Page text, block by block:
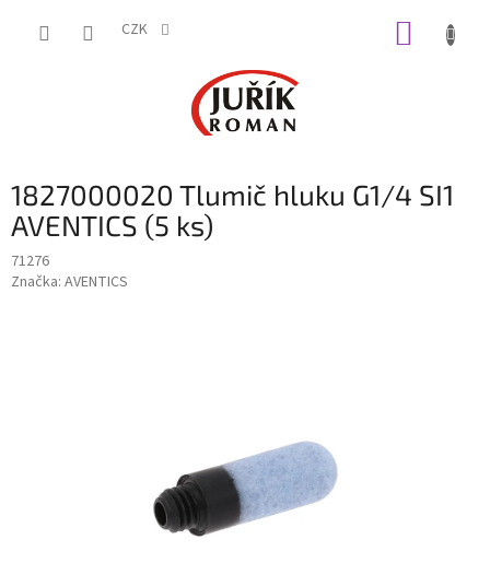
CZK
1827000020 Tlumič hluku G1/4 SI1
AVENTICS (5 ks)
71276
Značka: AVENTICS